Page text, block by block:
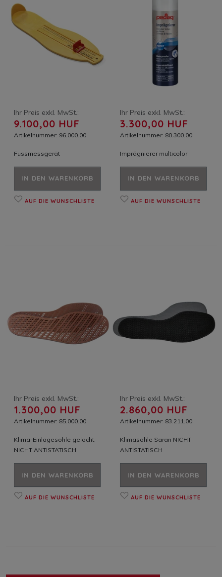
Ihr Preis exkl. MwSt.:
9.100,00 HUF
Artikelnummer: 96.000.00
Fussmessgerät
IN DEN WARENKORB
AUF DIE WUNSCHLISTE
Ihr Preis exkl. MwSt.:
3.300,00 HUF
Artikelnummer: 80.300.00
Imprägnierer multicolor
IN DEN WARENKORB
AUF DIE WUNSCHLISTE
Ihr Preis exkl. MwSt.:
1.300,00 HUF
Artikelnummer: 85.000.00
Klima-Einlagesohle gelocht,
NICHT ANTISTATISCH
IN DEN WARENKORB
AUF DIE WUNSCHLISTE
Ihr Preis exkl. MwSt.:
2.860,00 HUF
Artikelnummer: 83.211.00
Klimasohle Saran NICHT
ANTISTATISCH
IN DEN WARENKORB
AUF DIE WUNSCHLISTE